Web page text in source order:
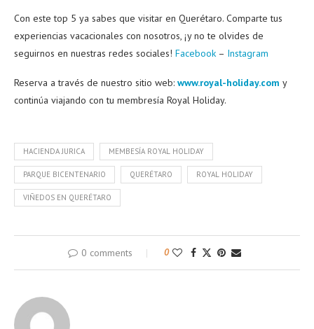
Con este top 5 ya sabes que visitar en Querétaro. Comparte tus
experiencias vacacionales con nosotros, ¡y no te olvides de
seguirnos en nuestras redes sociales! Facebook – Instagram
Reserva a través de nuestro sitio web: www.royal-holiday.com y
continúa viajando con tu membresía Royal Holiday.
HACIENDA JURICA MEMBESÍA ROYAL HOLIDAY
PARQUE BICENTENARIO QUERÉTARO ROYAL HOLIDAY
VIÑEDOS EN QUERÉTARO
0 comments 0